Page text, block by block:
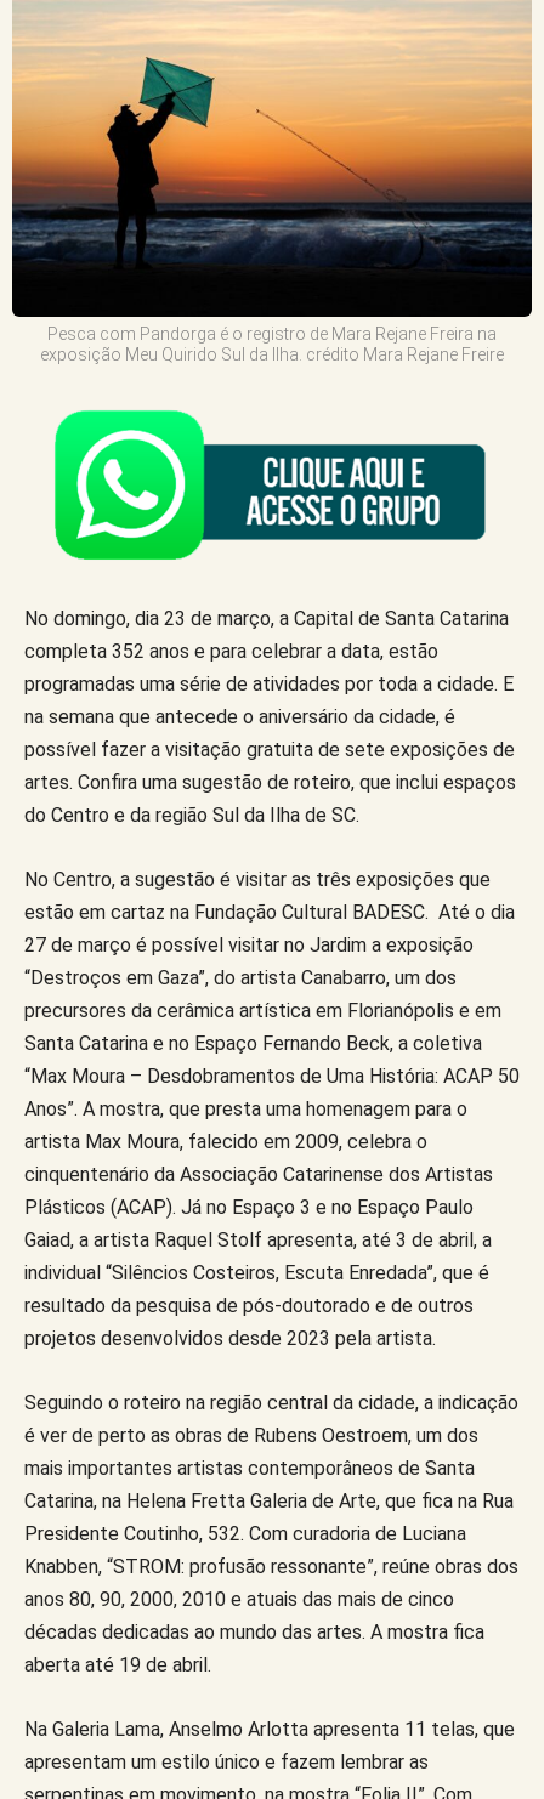
Pesca com Pandorga é o registro de Mara Rejane Freira na
exposição Meu Quirido Sul da Ilha. crédito Mara Rejane Freire
No domingo, dia 23 de março, a Capital de Santa Catarina
completa 352 anos e para celebrar a data, estão
programadas uma série de atividades por toda a cidade. E
na semana que antecede o aniversário da cidade, é
possível fazer a visitação gratuita de sete exposições de
artes. Confira uma sugestão de roteiro, que inclui espaços
do Centro e da região Sul da Ilha de SC.
No Centro, a sugestão é visitar as três exposições que
estão em cartaz na Fundação Cultural BADESC. Até o dia
27 de março é possível visitar no Jardim a exposição
“Destroços em Gaza”, do artista Canabarro, um dos
precursores da cerâmica artística em Florianópolis e em
Santa Catarina e no Espaço Fernando Beck, a coletiva
“Max Moura – Desdobramentos de Uma História: ACAP 50
Anos”. A mostra, que presta uma homenagem para o
artista Max Moura, falecido em 2009, celebra o
cinquentenário da Associação Catarinense dos Artistas
Plásticos (ACAP). Já no Espaço 3 e no Espaço Paulo
Gaiad, a artista Raquel Stolf apresenta, até 3 de abril, a
individual “Silêncios Costeiros, Escuta Enredada”, que é
resultado da pesquisa de pós-doutorado e de outros
projetos desenvolvidos desde 2023 pela artista.
Seguindo o roteiro na região central da cidade, a indicação
é ver de perto as obras de Rubens Oestroem, um dos
mais importantes artistas contemporâneos de Santa
Catarina, na Helena Fretta Galeria de Arte, que fica na Rua
Presidente Coutinho, 532. Com curadoria de Luciana
Knabben, “STROM: profusão ressonante”, reúne obras dos
anos 80, 90, 2000, 2010 e atuais das mais de cinco
décadas dedicadas ao mundo das artes. A mostra fica
aberta até 19 de abril.
Na Galeria Lama, Anselmo Arlotta apresenta 11 telas, que
apresentam um estilo único e fazem lembrar as